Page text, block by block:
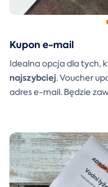
Kupon e-mail
Idealna opcja dla tych,
najszybciej. Voucher
adres e-mail. Będzie
dołączona do